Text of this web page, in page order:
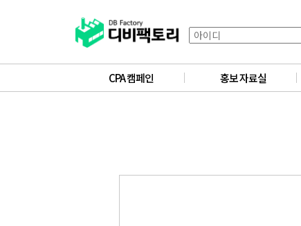
CPA 캠페인 홍보 자료실